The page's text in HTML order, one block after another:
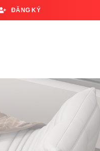
ĐĂNG KÝ